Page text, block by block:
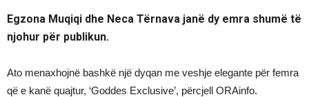
Egzona Muqiqi dhe Neca Tërnava janë dy emra shumë të
njohur për publikun.
Ato menaxhojnë bashkë një dyqan me veshje elegante për femra
që e kanë quajtur, ‘Goddes Exclusive’, përcjell ORAinfo.